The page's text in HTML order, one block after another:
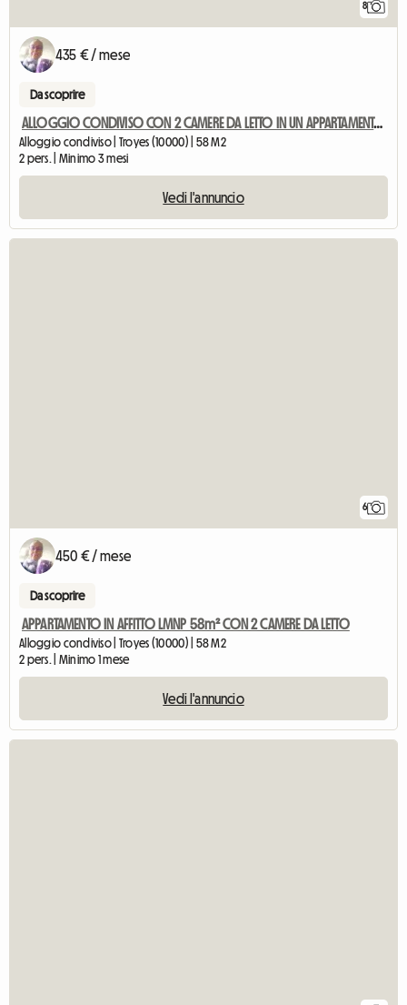
8
435 € / mese
Da scoprire
ALLOGGIO CONDIVISO CON 2 CAMERE DA LETTO IN UN APPARTAMENTO DI 58 m²
Alloggio condiviso | Troyes (10000) | 58 M2
2 pers. | Minimo 3 mesi
Vedi l'annuncio
6
450 € / mese
Da scoprire
APPARTAMENTO IN AFFITTO LMNP 58m² CON 2 CAMERE DA LETTO
Alloggio condiviso | Troyes (10000) | 58 M2
2 pers. | Minimo 1 mese
Vedi l'annuncio